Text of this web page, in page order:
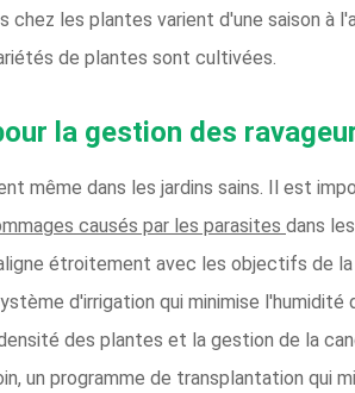
chez les plantes varient d'une saison à
de plantes sont cultivées.
la gestion des
même dans les jardins sains. Il est
causés par les parasites dans
étroitement avec les objectifs de
d'irrigation qui minimise
des plantes et la gestion de la
un programme de transplantation qui